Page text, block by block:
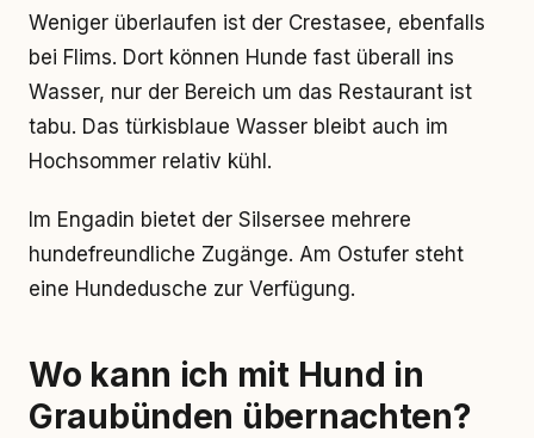
Weniger überlaufen ist der Crestasee, ebenfalls
bei Flims. Dort können Hunde fast überall ins
Wasser, nur der Bereich um das Restaurant ist
tabu. Das türkisblaue Wasser bleibt auch im
Hochsommer relativ kühl.
Im Engadin bietet der Silsersee mehrere
hundefreundliche Zugänge. Am Ostufer steht
eine Hundedusche zur Verfügung.
Wo kann ich mit Hund in
Graubünden übernachten?